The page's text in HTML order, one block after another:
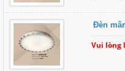
Đèn
Vui lòng